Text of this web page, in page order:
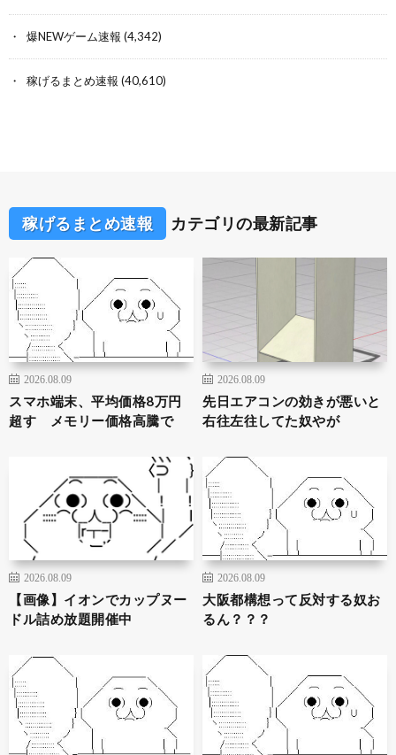
爆NEWゲーム速報 (4,342)
稼げるまとめ速報 (40,610)
稼げるまとめ速報 カテゴリの最新記事
2026.08.09
スマホ端末、平均価格8万円
超す メモリー価格高騰で
2026.08.09
先日エアコンの効きが悪いと
右往左往してた奴やが
2026.08.09
【画像】イオンでカップヌー
ドル詰め放題開催中
2026.08.09
大阪都構想って反対する奴お
るん？？？